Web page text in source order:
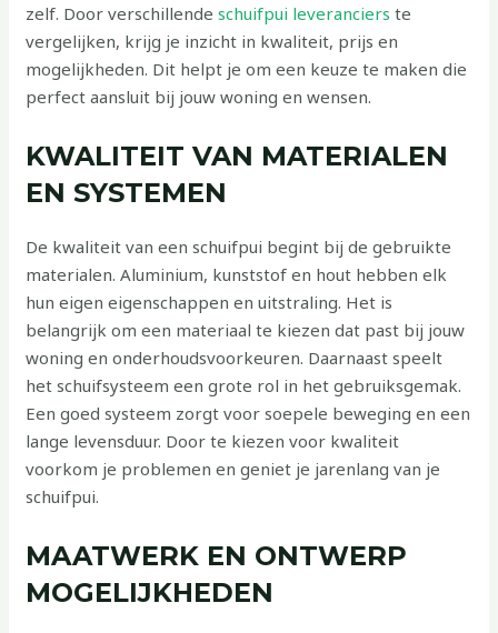
zelf. Door verschillendeschuifpui leveranciers te
vergelijken, krijg je inzicht in kwaliteit, prijs en
mogelijkheden. Dit helpt je om een keuze te maken die
perfect aansluit bij jouw woning en wensen.
KWALITEIT VAN MATERIALEN
EN SYSTEMEN
De kwaliteit van een schuifpui begint bij de gebruikte
materialen. Aluminium, kunststof en hout hebben elk
hun eigen eigenschappen en uitstraling. Het is
belangrijk om een materiaal te kiezen dat past bij jouw
woning en onderhoudsvoorkeuren. Daarnaast speelt
het schuifsysteem een grote rol in het gebruiksgemak.
Een goed systeem zorgt voor soepele beweging en een
lange levensduur. Door te kiezen voor kwaliteit
voorkom je problemen en geniet je jarenlang van je
schuifpui.
MAATWERK EN ONTWERP
MOGELIJKHEDEN